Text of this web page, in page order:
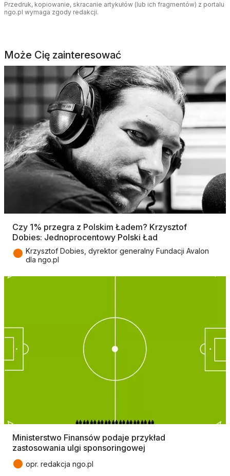
Przedruk, kopiowanie, skracanie artykułów (lub ich fragmentów) z portalu
ngo.pl wymaga zgody redakcji.
Może Cię zainteresować
Czy 1% przegra z Polskim Ładem? Krzysztof
Dobies: Jednoprocentowy Polski Ład
● Krzysztof Dobies, dyrektor generalny Fundacji Avalon
dla ngo.pl
Ministerstwo Finansów podaje przykład
zastosowania ulgi sponsoringowej
● opr. redakcja ngo.pl